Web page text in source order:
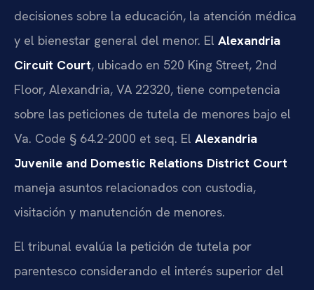
decisiones sobre la educación, la atención médica
y el bienestar general del menor. El Alexandria
Circuit Court, ubicado en 520 King Street, 2nd
Floor, Alexandria, VA 22320, tiene competencia
sobre las peticiones de tutela de menores bajo el
Va. Code § 64.2-2000 et seq. El Alexandria
Juvenile and Domestic Relations District Court
maneja asuntos relacionados con custodia,
visitación y manutención de menores.
El tribunal evalúa la petición de tutela por
parentesco considerando el interés superior del